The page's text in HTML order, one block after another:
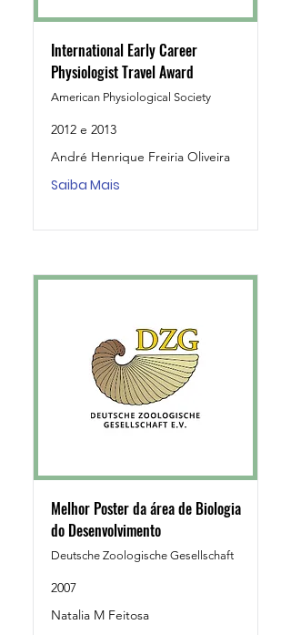
International Early Career
Physiologist Travel Award
American Physiological Society
2012 e 2013
André Henrique Freiria Oliveira
Saiba Mais
Melhor Poster da área de Biologia
do Desenvolvimento
Deutsche Zoologische Gesellschaft
2007
Natalia M Feitosa